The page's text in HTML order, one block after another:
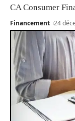
CA Consumer
Financement 24